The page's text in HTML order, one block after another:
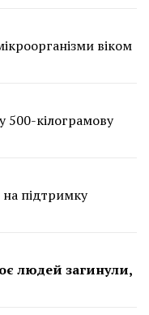
віком
500-кілограмову
підтримку
людей загинули,